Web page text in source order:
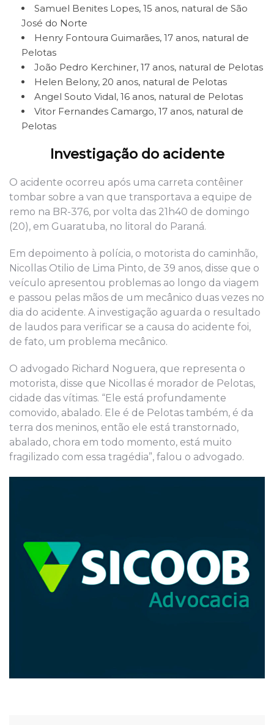
Samuel Benites Lopes, 15 anos, natural de São
José do Norte
Henry Fontoura Guimarães, 17 anos, natural de
Pelotas
João Pedro Kerchiner, 17 anos, natural de Pelotas
Helen Belony, 20 anos, natural de Pelotas
Angel Souto Vidal, 16 anos, natural de Pelotas
Vitor Fernandes Camargo, 17 anos, natural de
Pelotas
Investigação do acidente
O acidente ocorreu após uma carreta contêiner
tombar sobre a van que transportava a equipe de
remo na BR-376, por volta das 21h40 de domingo
(20), em Guaratuba, no litoral do Paraná.
Em depoimento à polícia, o motorista do caminhão,
Nicollas Otilio de Lima Pinto, de 39 anos, disse que o
veículo apresentou problemas ao longo da viagem
e passou pelas mãos de um mecânico duas vezes no
dia do acidente. A investigação aguarda o resultado
de laudos para verificar se a causa do acidente foi,
de fato, um problema mecânico.
O advogado Richard Noguera, que representa o
motorista, disse que Nicollas é morador de Pelotas,
cidade das vítimas. “Ele está profundamente
comovido, abalado. Ele é de Pelotas também, é da
terra dos meninos, então ele está transtornado,
abalado, chora em todo momento, está muito
fragilizado com essa tragédia”, falou o advogado.